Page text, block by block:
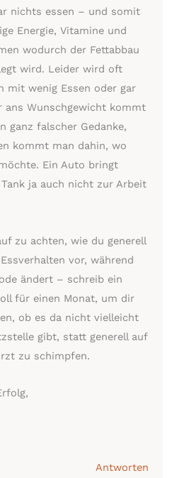
nichts essen – und somit
Energie, Vitamine und
wodurch der Fettabbau
wird. Leider wird oft
mit wenig Essen oder gar
ans Wunschgewicht kommt
ganz falscher Gedanke,
kommt man dahin, wo
Ein Auto bringt
ja auch nicht zur Arbeit
zu achten, wie du generell
vor, während
ändert – schreib ein
für einen Monat, um dir
ob es da nicht vielleicht
gibt, statt generell auf
zu schimpfen.
Antworten